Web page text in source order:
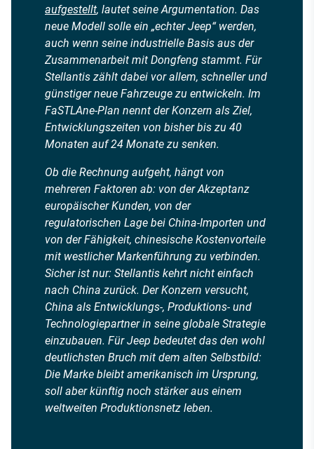
aufgestellt, lautet seine Argumentation. Das
neue Modell solle ein „echter Jeep“ werden,
auch wenn seine industrielle Basis aus der
Zusammenarbeit mit Dongfeng stammt. Für
Stellantis zählt dabei vor allem, schneller und
günstiger neue Fahrzeuge zu entwickeln. Im
FaSTLAne-Plan nennt der Konzern als Ziel,
Entwicklungszeiten von bisher bis zu 40
Monaten auf 24 Monate zu senken.
Ob die Rechnung aufgeht, hängt von
mehreren Faktoren ab: von der Akzeptanz
europäischer Kunden, von der
regulatorischen Lage bei China-Importen und
von der Fähigkeit, chinesische Kostenvorteile
mit westlicher Markenführung zu verbinden.
Sicher ist nur: Stellantis kehrt nicht einfach
nach China zurück. Der Konzern versucht,
China als Entwicklungs-, Produktions- und
Technologiepartner in seine globale Strategie
einzubauen. Für Jeep bedeutet das den wohl
deutlichsten Bruch mit dem alten Selbstbild:
Die Marke bleibt amerikanisch im Ursprung,
soll aber künftig noch stärker aus einem
weltweiten Produktionsnetz leben.